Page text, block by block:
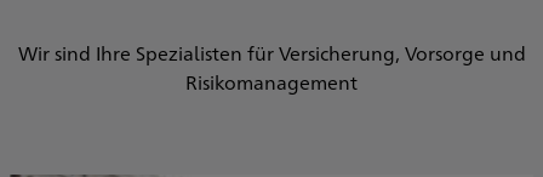
Wir sind Ihre Spezialisten für Versicherung, Vorsorge und
Risikomanagement